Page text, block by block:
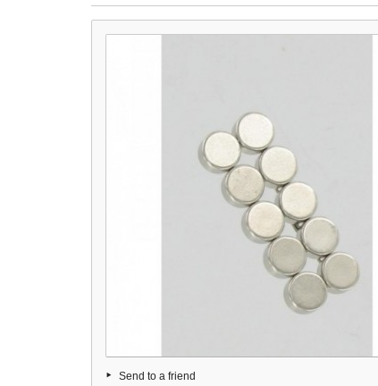
Send to a friend